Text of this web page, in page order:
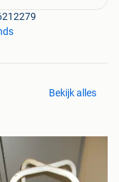
Bekijk alles